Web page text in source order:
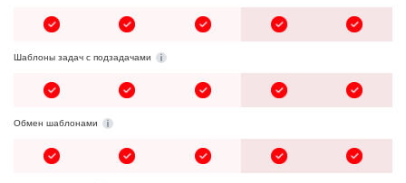
Шаблоны задач с подзадачами
Обмен шаблонами